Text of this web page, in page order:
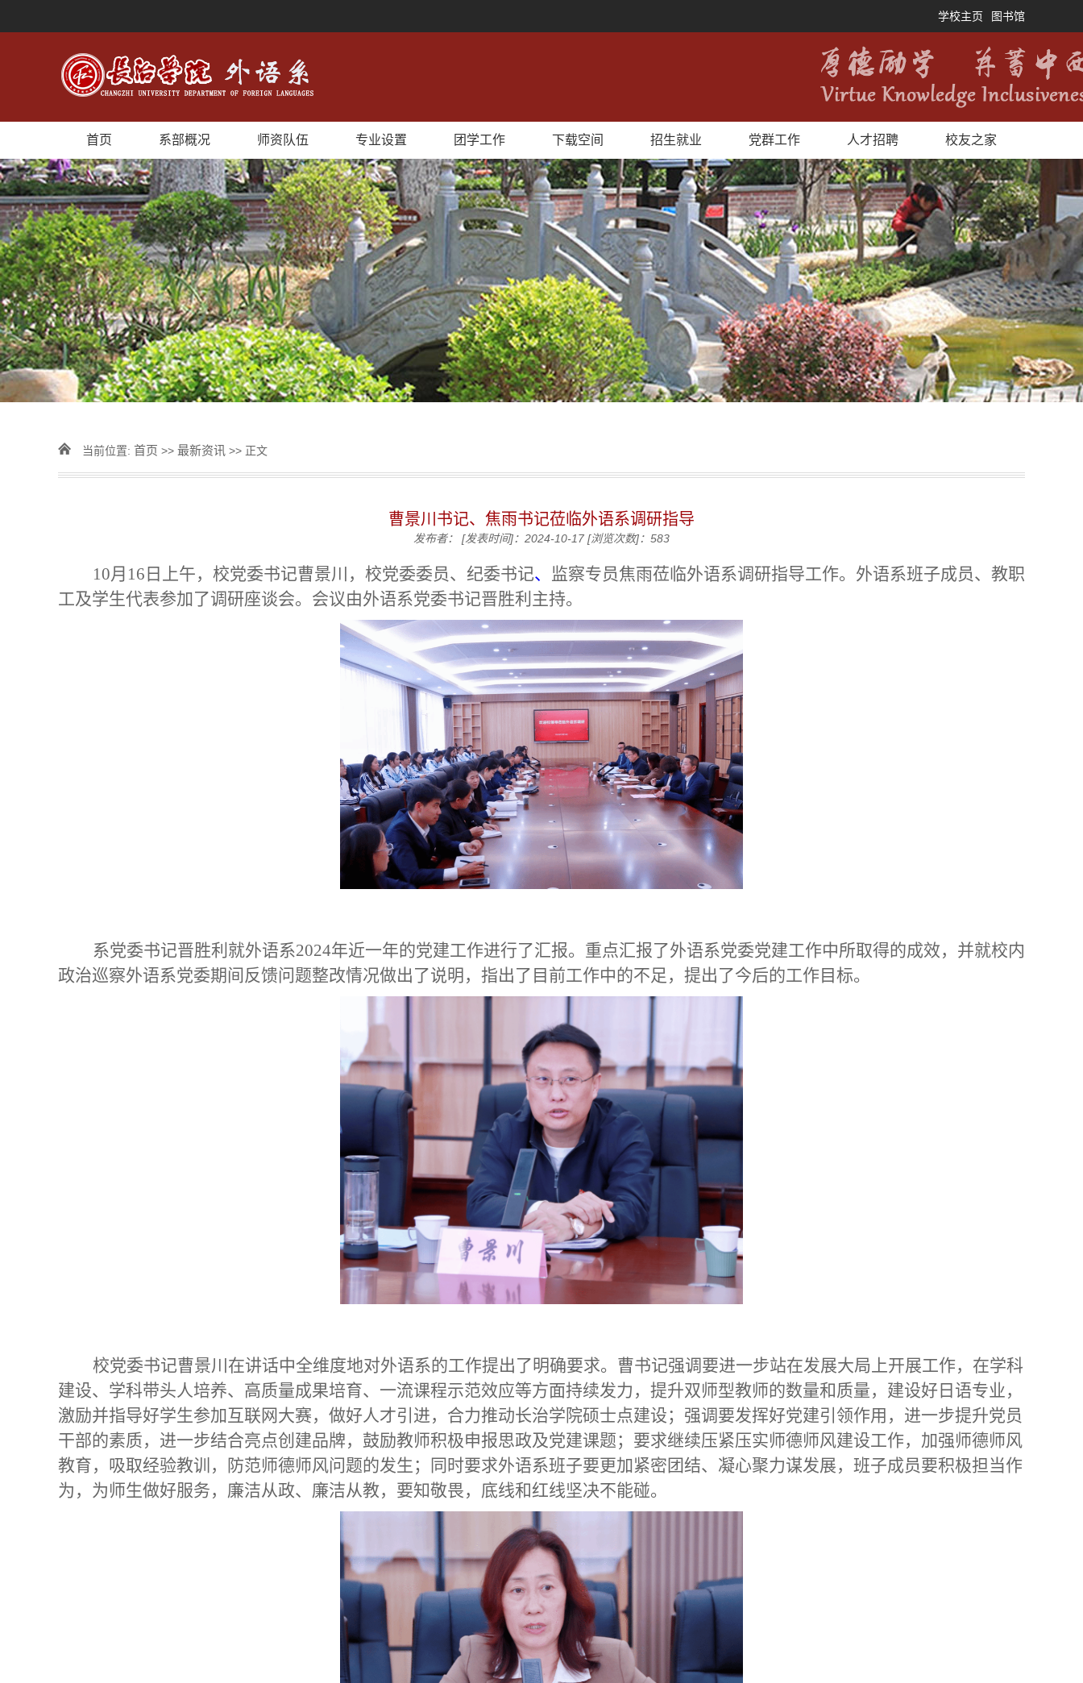
学校主页 图书馆
首页 系部概况 师资队伍 专业设置 团学工作 下载空间 招生就业 党群工作 人才招聘 校友之家
当前位置: 首页 >> 最新资讯 >> 正文
曹景川书记、焦雨书记莅临外语系调研指导
发布者： [发表时间]：2024-10-17 [浏览次数]： 583
10月16日上午，校党委书记曹景川，校党委委员、纪委书记、 监察专员焦雨莅临外语系调研指导工作。外语系班子成员、教职
工及学生代表参加了调研座谈会。会议由外语系党委书记晋胜利主持。
系党委书记晋胜利就外语系2024年近一年的党建工作进行了汇报。重点汇报了外语系党委党建工作中所取得的成效，并就校内
政治巡察外语系党委期间反馈问题整改情况做出了说明，指出了目前工作中的不足，提出了今后的工作目标。
校党委书记曹景川在讲话中全维度地对外语系的工作提出了明确要求。曹书记强调要进一步站在发展大局上开展工作，在学科
建设、学科带头人培养、高质量成果培育、一流课程示范效应等方面持续发力，提升双师型教师的数量和质量，建设好日语专业，
激励并指导好学生参加互联网大赛，做好人才引进，合力推动长治学院硕士点建设；强调要发挥好党建引领作用，进一步提升党员
干部的素质，进一步结合亮点创建品牌，鼓励教师积极申报思政及党建课题；要求继续压紧压实师德师风建设工作，加强师德师风
教育，吸取经验教训，防范师德师风问题的发生；同时要求外语系班子要更加紧密团结、凝心聚力谋发展，班子成员要积极担当作
为，为师生做好服务，廉洁从政、廉洁从教，要知敬畏，底线和红线坚决不能碰。